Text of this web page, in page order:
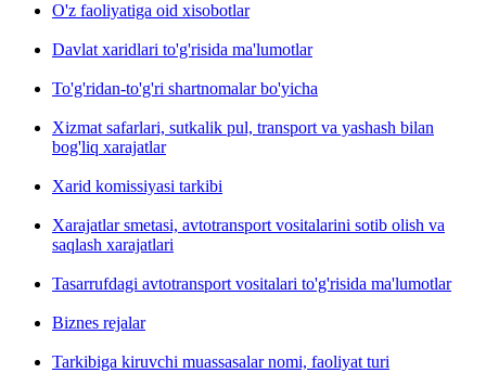
O'z faoliyatiga oid xisobotlar
Davlat xaridlari to'g'risida ma'lumotlar
To'g'ridan-to'g'ri shartnomalar bo'yicha
Xizmat safarlari, sutkalik pul, transport va yashash bilan
bog'liq xarajatlar
Xarid komissiyasi tarkibi
Xarajatlar smetasi, avtotransport vositalarini sotib olish va
saqlash xarajatlari
Tasarrufdagi avtotransport vositalari to'g'risida ma'lumotlar
Biznes rejalar
Tarkibiga kiruvchi muassasalar nomi, faoliyat turi